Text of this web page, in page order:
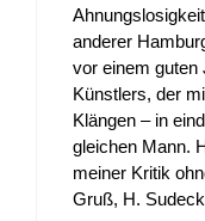
anderer
vor einem guten
Künstlers, der
Klängen – in
gleichen Mann.
meiner Kritik
Gruß, H. Sudeck